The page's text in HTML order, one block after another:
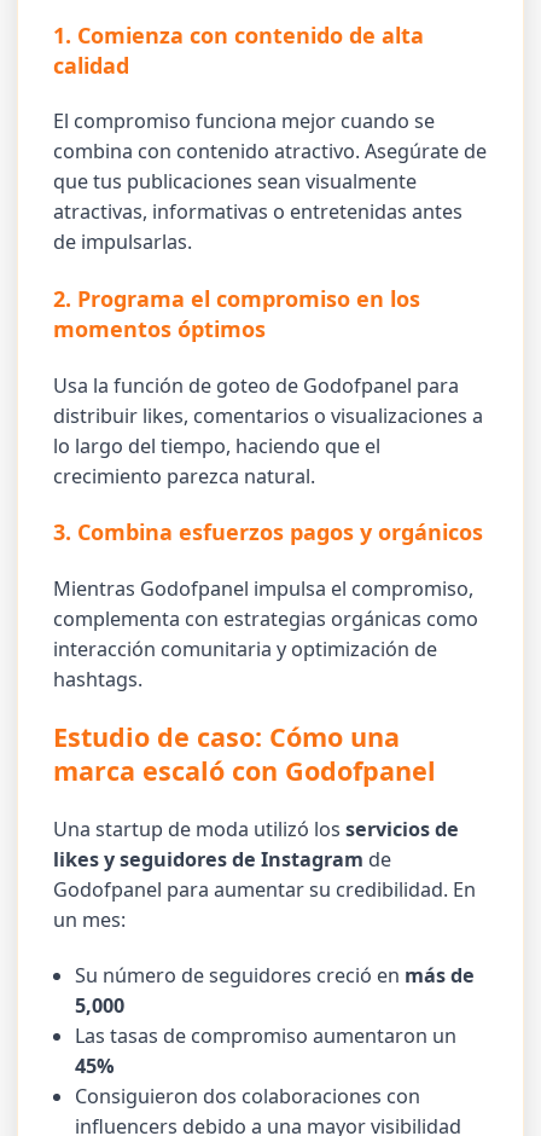
1. Comienza con contenido de alta
calidad
El compromiso funciona mejor cuando se
combina con contenido atractivo. Asegúrate de
que tus publicaciones sean visualmente
atractivas, informativas o entretenidas antes
de impulsarlas.
2. Programa el compromiso en los
momentos óptimos
Usa la función de goteo de Godofpanel para
distribuir likes, comentarios o visualizaciones a
lo largo del tiempo, haciendo que el
crecimiento parezca natural.
3. Combina esfuerzos pagos y orgánicos
Mientras Godofpanel impulsa el compromiso,
complementa con estrategias orgánicas como
interacción comunitaria y optimización de
hashtags.
Estudio de caso: Cómo una
marca escaló con Godofpanel
Una startup de moda utilizó losservicios de
likes y seguidores de Instagram de
Godofpanel para aumentar su credibilidad. En
un mes:
Su número de seguidores creció en más de
5,000
Las tasas de compromiso aumentaron un
45%
Consiguieron dos colaboraciones con
influencers debido a una mayor visibilidad